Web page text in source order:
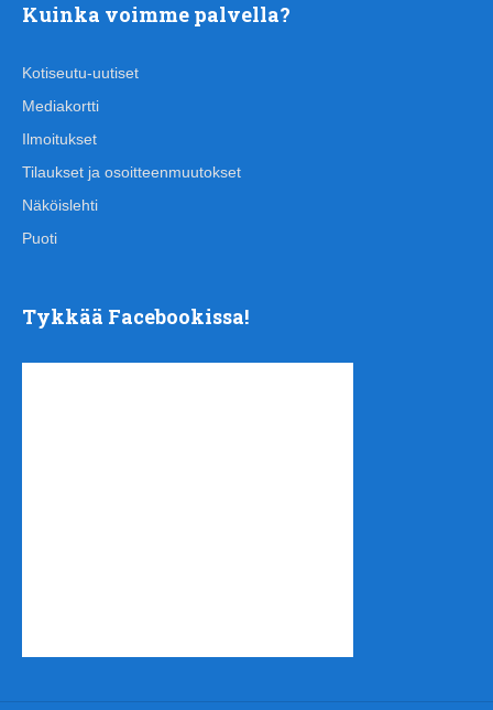
Kuinka voimme palvella?
Kotiseutu-uutiset
Mediakortti
Ilmoitukset
Tilaukset ja osoitteenmuutokset
Näköislehti
Puoti
Tykkää Facebookissa!